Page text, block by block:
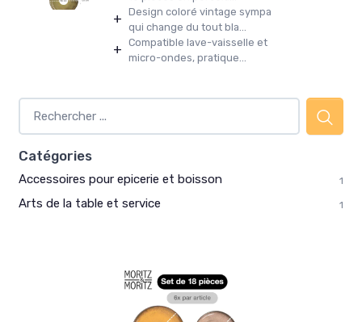
+ Design coloré vintage sympa
qui change du tout bla...
+ Compatible lave-vaisselle et
micro-ondes, pratique...
Catégories
Accessoires pour epicerie et boisson 1
Arts de la table et service 1